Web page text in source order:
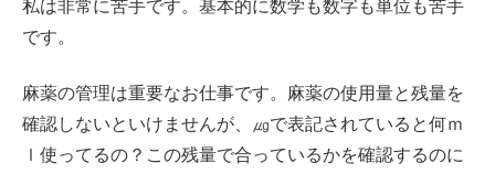
私は非常に苦手です。基本的に数学も数字も単位も苦手
です。
麻薬の管理は重要なお仕事です。麻薬の使用量と残量を
確認しないといけませんが、㎍で表記されていると何ｍ
ｌ使ってるの？この残量で合っているかを確認するのに